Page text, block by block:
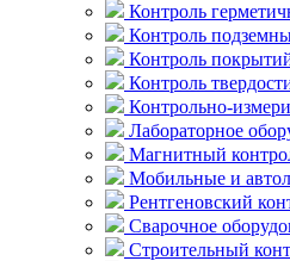
Контроль
Контроль
Контроль
Контроль
Контрольно-
Лабораторное
Магнитный
Мобильные и
Рентгеновский
Сварочное
Строительный